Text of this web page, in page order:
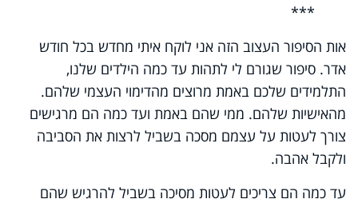
***
אות הסיפור העצוב הזה אני לוקח איתי מחדש בכל חודש
אדר. סיפור שגורם לי לתהות עד כמה הילדים שלנו,
התלמידים שלכם באמת מרוצים מהדימוי העצמי שלהם.
מהאישיות שלהם. ממי שהם באמת ועד כמה הם מרגישים
צורך לעטות על עצמם מסכה בשביל לרצות את הסביבה
ולקבל אהבה.
עד כמה הם צריכים לעטות מסיכה בשביל להרגיש שהם